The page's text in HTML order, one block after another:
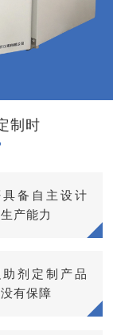
制时
具备自主设计
产能力
助剂定制产品
有保障